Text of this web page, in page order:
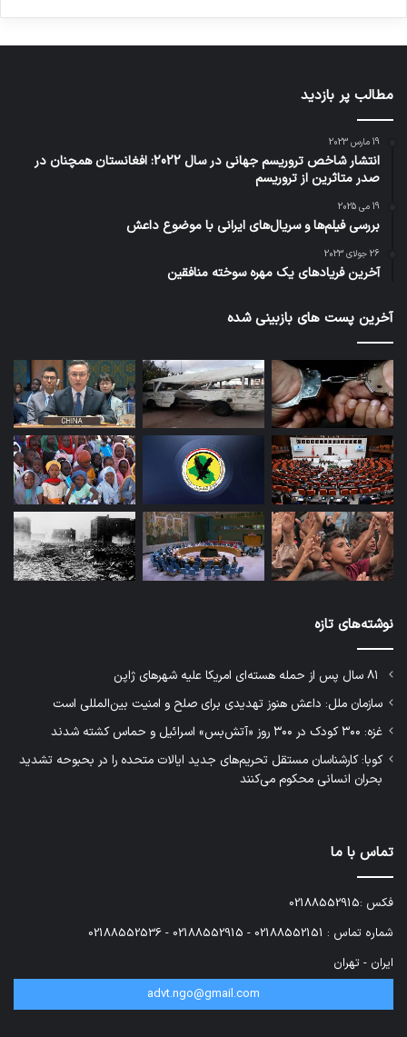
مطالب پر بازدید
19 مارس 2023
انتشار شاخص تروریسم جهانی در سال 2022: افغانستان همچنان در
صدر متاثرین از تروریسم
19 می 2025
بررسی فیلم‌ها و سریال‌های ایرانی با موضوع داعش
26 جولای 2023
آخرین فریادهای یک مهره سوخته منافقین
آخرین پست های بازبینی شده
نوشته‌های تازه
سازمان ملل: داعش هنوز تهدیدی برای صلح و امنیت بین‌المللی است
غزه: ۳۰۰ کودک در ۳۰۰ روز «آتش‌بس» اسرائیل و حماس کشته شدند
کوبا: کارشناسان مستقل تحریم‌های جدید ایالات متحده را در بحبوحه تشدید
بحران انسانی محکوم می‌کنند
تماس با ما
فکس :02188552915
شماره تماس : 02188552151 - 02188552915 - 02188552536
ایران - تهران
advt.ngo@gmail.com